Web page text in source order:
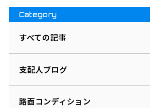
Category
すべての記事
支配人ブログ
路面コンディション